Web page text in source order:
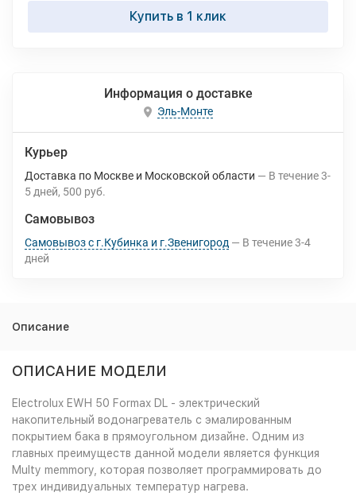
Купить в 1 клик
Информация о доставке
Эль-Монте
Курьер
Доставка по Москве и Московской области В течение3-
5 дней 500 руб.
Самовывоз
Самовывоз с г.Кубинка и г.Звенигород В течение3-4
дней
Описание
ОПИСАНИЕ МОДЕЛИ
Electrolux EWH 50 Formax DL - электрический
накопительный водонагреватель с эмалированным
покрытием бака в прямоугольном дизайне. Одним из
главных преимуществ данной модели является функция
Multy memmory, которая позволяет программировать до
трех индивидуальных температур нагрева.